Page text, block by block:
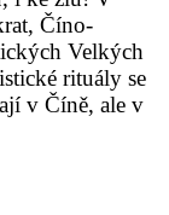
Číno-
Velkých
rituály se
v Číně, ale v